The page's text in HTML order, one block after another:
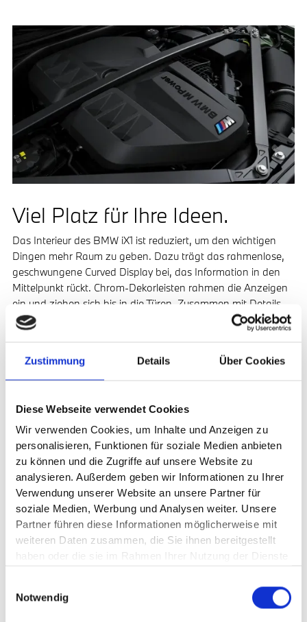
Zustimmung Details Über Cookies
Diese Webseite verwendet Cookies
Wir verwenden Cookies, um Inhalte und Anzeigen zu
personalisieren, Funktionen für soziale Medien anbieten
zu können und die Zugriffe auf unsere Website zu
analysieren. Außerdem geben wir Informationen zu Ihrer
Verwendung unserer Website an unsere Partner für
soziale Medien, Werbung und Analysen weiter. Unsere
Partner führen diese Informationen möglicherweise mit
weiteren Daten zusammen, die Sie ihnen bereitgestellt
haben oder die sie im Rahmen Ihrer Nutzung der Dienste
Notwendig
Viel Platz für Ihre Ideen.
Das Interieur des BMW iX1 ist reduziert, um den wichtigen
Dingen mehr Raum zu geben. Dazu trägt das rahmenlose,
geschwungene Curved Display bei, das Information in den
Mittelpunkt rückt. Chrom-Dekorleisten rahmen die Anzeigen
ein und ziehen sich bis in die Türen. Zusammen mit Details
wie hochwertigen Kontrastnähten entsteht so eine
Atmosphäre voller Ruhe und Kraft, die typisch ist für einen
Adaptives M Fahrwerk.
Hohe Dynamik, hervorragende Straßenlage und ein